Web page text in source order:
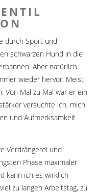
durch Sport und
schwarzen Hund in die
Aber natürlich
wieder hervor. Meist
Von Mal zu Mal war er ein
versuchte ich, mich
und Aufmerksamkeit
Verdrängerei und
Phase maximaler
kann ich es wirklich
zu langen Arbeitstag, zu